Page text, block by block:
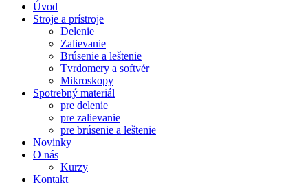
Úvod
Stroje a prístroje
Delenie
Zalievanie
Brúsenie a leštenie
Tvrdomery a softvér
Mikroskopy
Spotrebný materiál
pre delenie
pre zalievanie
pre brúsenie a leštenie
Novinky
O nás
Kurzy
Kontakt